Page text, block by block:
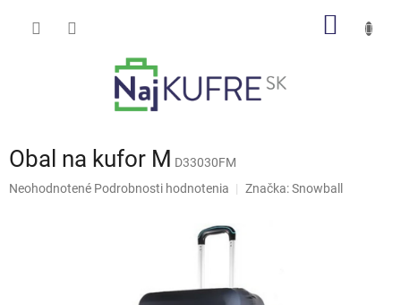
Obal na kufor M D33030FM
Priemerné
Neohodnotené Podrobnosti hodnotenia Značka:Snowball